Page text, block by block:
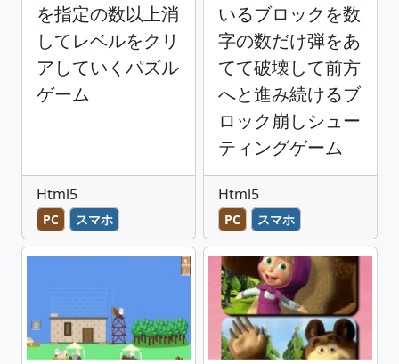
を指定の数以上消
してレベルをクリ
アしていくパズル
ゲーム
Html5
PC スマホ
いるブロックを数
字の数だけ弾をあ
てて破壊して前方
へと進み続けるブ
ロック崩しシュー
ティングゲーム
Html5
PC スマホ